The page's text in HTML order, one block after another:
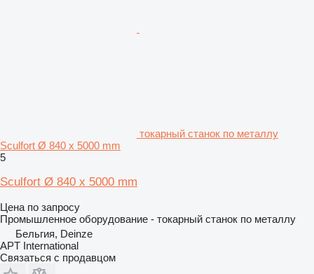
токарный станок по металлу
Sculfort Ø 840 x 5000 mm
5
Sculfort Ø 840 x 5000 mm
Цена по запросу
Промышленное оборудование - токарный станок по металлу
Бельгия, Deinze
APT International
Связаться с продавцом